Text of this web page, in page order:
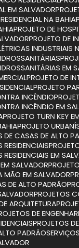
EM SALVADOR
NA BAHIA
PROJETO DE
PROJETO DE
INDUSTRIAIS
EM
PROJETO DE
PROJETO
INCÊNDIO
INCÊNDIO EM
PROJETO TURN KEY
PROJETO
DE CASAS DE ALTO
RESIDENCIAIS
RESIDENCIAIS EM
SALVADOR
MÃO EM SALVADOR
DE ALTO PADRÃO
PROJETOS
ARQUITETURA
DE
PROJETOS
PADRÃO